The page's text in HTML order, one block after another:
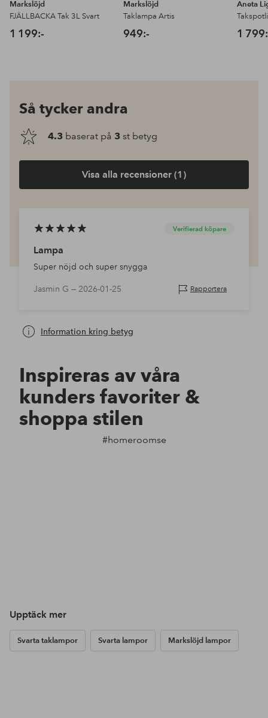
Markslöjd
FJÄLLBACKA Tak 3L Svart
1 199:-
Markslöjd
Taklampa Artis
949:-
Aneta
1
Så tycker andra
4.3 baserat på 3 st betyg
Visa alla recensioner (1)
Verifierad köpare
Lampa
Super nöjd och super snygga
Jasmin G — 2026-01-25 Rapportera
Information kring betyg
Inspireras av våra
kunders favoriter &
shoppa stilen
#homeroomse
Upptäck mer
Svarta taklampor Svarta lampor Markslöjd lampor